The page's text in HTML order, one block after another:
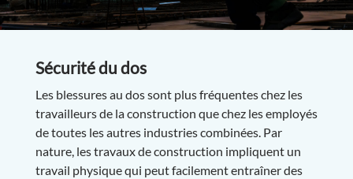
Sécurité du dos
Les blessures au dos sont plus fréquentes chez les
travailleurs de la construction que chez les employés
de toutes les autres industries combinées. Par
nature, les travaux de construction impliquent un
travail physique qui peut facilement entraîner des